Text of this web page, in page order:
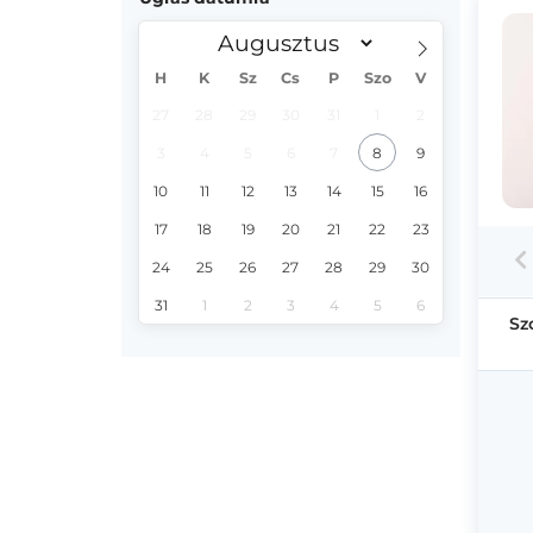
H K Sz Cs P Szo V
8 9
10 11 12 13 14 15 16
17 18 19 20 21 22 23
24 25 26 27 28 29 30
31 1 2 3 4 5 6